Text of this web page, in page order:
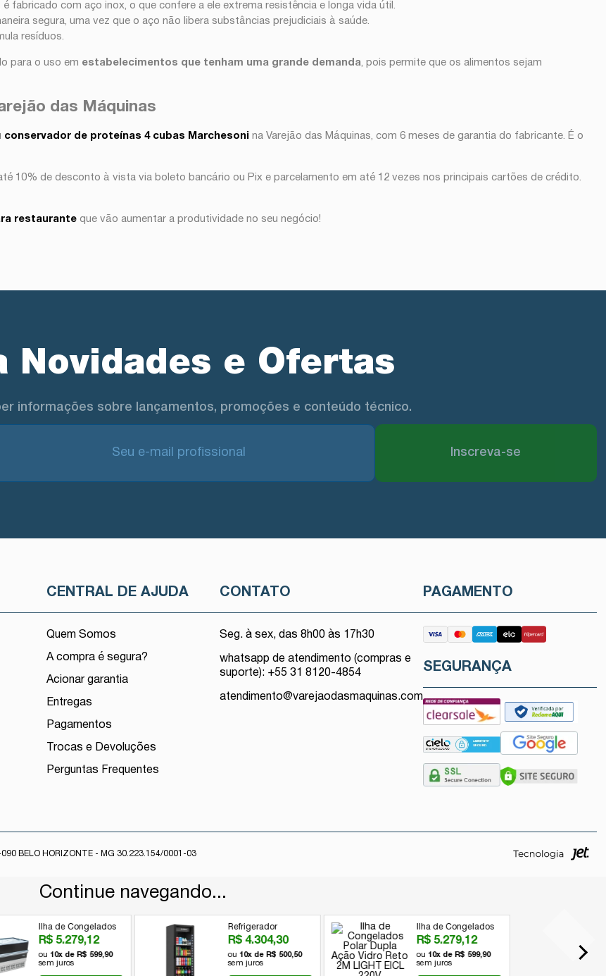
fabricado com aço inox, o que confere a ele extrema resistência e longa vida útil.
segura, uma vez que o aço não libera substâncias prejudiciais à saúde.
resíduos.
para o uso em estabelecimentos que tenham uma grande demanda, pois permite que os alimentos sejam
das Máquinas
conservador de proteínas 4 cubas Marchesoni na Varejão das Máquinas, com 6 meses de garantia do fabricante. É o
10% de desconto à vista via boleto bancário ou Pix e parcelamento em até 12 vezes nos principais cartões de crédito.
restaurante que vão aumentar a produtividade no seu negócio!
Novidades e Ofertas
informações sobre lançamentos, promoções e conteúdo técnico.
Inscreva-se
CENTRAL DE AJUDA
Quem Somos
A compra é segura?
Acionar garantia
Entregas
Pagamentos
Trocas e Devoluções
Perguntas Frequentes
CONTATO
Seg. à sex, das 8h00 às 17h30
whatsapp de atendimento (compras e
suporte): +55 31 8120-4854
atendimento@varejaodasmaquinas.com
PAGAMENTO
SEGURANÇA
BELO HORIZONTE - MG 30.223.154/0001-03